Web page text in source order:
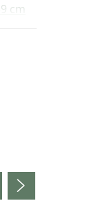
cm